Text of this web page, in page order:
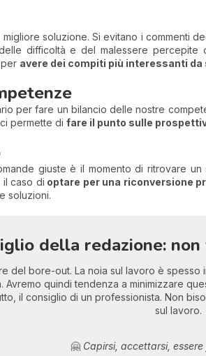
soluzione. Si evitano i commenti
difficoltà e del malessere
avere dei compiti più interessanti da
per fare un bilancio delle nostre
permette di fare il punto sulle
giuste è il momento di ritrovare
caso di optare per una riconversione
soluzioni.
della redazione:
del bore-out. La noia sul lavoro è
quindi tendenza a minimizzare
il consiglio di un professionista. Non
sul lavoro.
🤗 Capirsi, accettarsi,